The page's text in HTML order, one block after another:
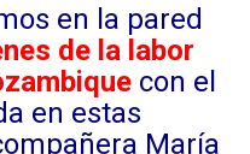
en la pared
de la labor
con el
en estas
María